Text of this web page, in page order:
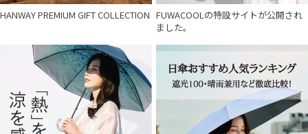
HANWAY PREMIUM GIFT COLLECTION FUWACOOLの特設サイトが公開され
ました。